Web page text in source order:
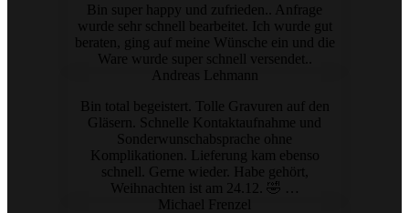
Bin super happy und zufrieden.. Anfrage
wurde sehr schnell bearbeitet. Ich wurde gut
beraten, ging auf meine Wünsche ein und die
Ware wurde super schnell versendet..
Andreas Lehmann
Bin total begeistert. Tolle Gravuren auf den
Gläsern. Schnelle Kontaktaufnahme und
Sonderwunschabsprache ohne
Komplikationen. Lieferung kam ebenso
schnell. Gerne wieder. Habe gehört,
Weihnachten ist am 24.12. 🤣 …
Michael Frenzel